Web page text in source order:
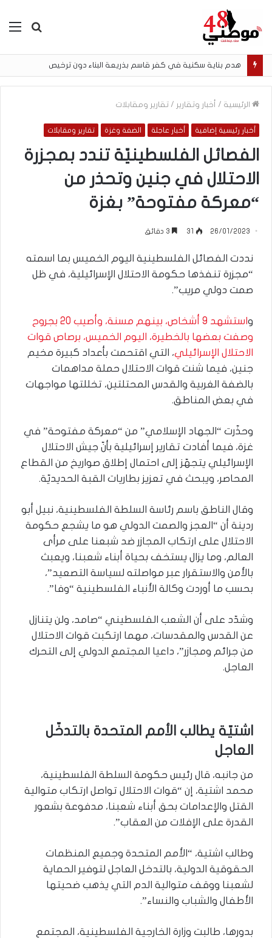
بحث
هدم بناية سكنية في كفر قاسم بذريعة البناء دون ترخيص
الرئيسية / أخبار وتقارير / تقارير ومقابلات
أخبار رئيسية إضافية أخبار عاجلة الضفة وغزة تقارير ومقابلات
الفصائل الفلسطينيّة تندد بمجزرة
الاحتلال في جنين وتحذر من
“معركة مفتوحة” بغزة
26/01/2023
31
نددت الفصائل الفلسطينية اليوم الخميس بما اسمته
“مجزرة تنفذها حكومة الاحتلال الإسرائيلية، في ظل
صمت دولي مريب”.
و
استشهد 9 أشخاص، بينهم مسنة، وأصيب 20 بجروح
وصفت بعضها بالخطيرة، اليوم الخميس، برصاص قوات
الاحتلال الإسرائيلي، التي اقتحمت بأعداد كبيرة مخيم
جنين، فيما شنت قوات الاحتلال حملة مداهمات
بالضفة الغربية والقدس المحتلتين، تخللتها مواجهات
في بعض المناطق.
وحذّرت “الجهاد الإسلامي” من “معركة مفتوحة” في
غزة، فيما أفادت تقارير إسرائيلية بأنّ جيش الاحتلال
الإسرائيلي يتجهّز إلى احتمال إطلاق صواريخ من القطاع
المحاصر، ويبحث في تعزيز بطاريات القبة الحديديّة.
وقال الناطق باسم رئاسة السلطة الفلسطينية، نبيل أبو
ردينة أن “العجز والصمت الدولي هو ما يشجع حكومة
الاحتلال على ارتكاب المجازر ضد شبعنا على مرأى
العالم، وما يزال يستخف بحياة أبناء شعبنا، ويعبث
بالأمن والاستقرار عبر مواصلته لسياسة التصعيد”،
بحسب ما أوردت وكالة الأنباء الفلسطينية “وفا”.
وشدّد على أن الشعب الفلسطيني “صامد، ولن يتنازل
عن القدس والمقدسات، مهما ارتكبت قوات الاحتلال
من جرائم ومجازر”، داعيا المجتمع الدولي إلى التحرك
العاجل.
اشتيّة يطالب الأمم المتحدة بالتدخّل
العاجل
من جانبه، قال رئيس حكومة السلطة الفلسطينية،
محمد اشتية، إن “قوات الاحتلال تواصل ارتكاب متوالية
القتل والإعدامات بحق أبناء شعبنا، مدفوعة بشعور
القدرة على الإفلات من العقاب”.
وطالب اشتية، “الأمم المتحدة وجميع المنظمات
الحقوقية الدولية، بالتدخل العاجل لتوفير الحماية
لشعبنا ووقف متوالية الدم التي يذهب ضحيتها
الأطفال والشباب والنساء”.
بدورها، طالبت وزارة الخارجية الفلسطينية، المجتمع